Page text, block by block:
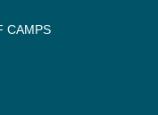
CAMPS